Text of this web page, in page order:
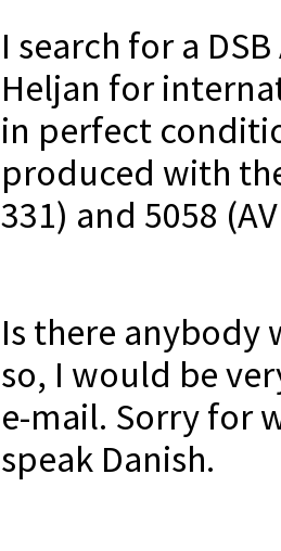
I search for a
Heljan for
in perfect
produced with
331) and 5058
Is there anybody
so, I would be
e-mail. Sorry for
speak Danish.